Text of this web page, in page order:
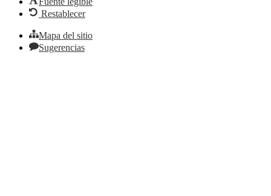
Restablecer
Mapa del sitio
Sugerencias